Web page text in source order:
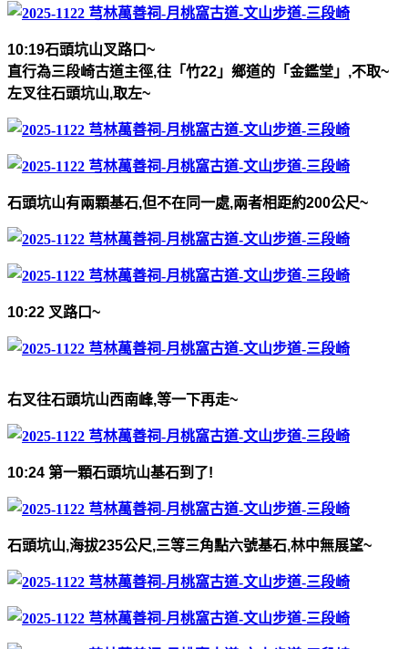
10:19石頭坑山叉路口~
直行為三段崎古道主徑,往「竹22 」鄉道的「金鑑堂」 ,不取~
左叉往石頭坑山,取左~
石頭坑山有兩顆基石,但不在同一處,兩者相距約200公尺~
10:22 叉路口~
右叉往石頭坑山西南峰,等一下再走~
10:24 第一顆石頭坑山基石到了!
石頭坑山,海拔235公尺,三等三角點六號基石,林中無展望~